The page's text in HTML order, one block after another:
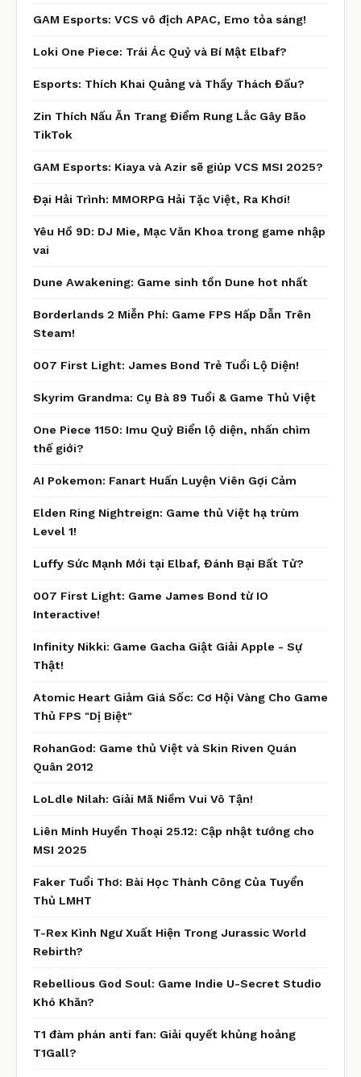
GAM Esports: VCS vô địch APAC, Emo tỏa sáng!
Loki One Piece: Trái Ác Quỷ và Bí Mật Elbaf?
Esports: Thích Khai Quảng và Thầy Thách Đấu?
Zin Thích Nấu Ăn Trang Điểm Rung Lắc Gây Bão
TikTok
GAM Esports: Kiaya và Azir sẽ giúp VCS MSI 2025?
Đại Hải Trình: MMORPG Hải Tặc Việt, Ra Khơi!
Yêu Hồ 9D: DJ Mie, Mạc Văn Khoa trong game nhập
vai
Dune Awakening: Game sinh tồn Dune hot nhất
Borderlands 2 Miễn Phí: Game FPS Hấp Dẫn Trên
Steam!
007 First Light: James Bond Trẻ Tuổi Lộ Diện!
Skyrim Grandma: Cụ Bà 89 Tuổi & Game Thủ Việt
One Piece 1150: Imu Quỷ Biển lộ diện, nhấn chìm
thế giới?
AI Pokemon: Fanart Huấn Luyện Viên Gợi Cảm
Elden Ring Nightreign: Game thủ Việt hạ trùm
Level 1!
Luffy Sức Mạnh Mới tại Elbaf, Đánh Bại Bất Tử?
007 First Light: Game James Bond từ IO
Interactive!
Infinity Nikki: Game Gacha Giật Giải Apple - Sự
Thật!
Atomic Heart Giảm Giá Sốc: Cơ Hội Vàng Cho Game
Thủ FPS "Dị Biệt"
RohanGod: Game thủ Việt và Skin Riven Quán
Quân 2012
LoLdle Nilah: Giải Mã Niềm Vui Vô Tận!
Liên Minh Huyền Thoại 25.12: Cập nhật tướng cho
MSI 2025
Faker Tuổi Thơ: Bài Học Thành Công Của Tuyển
Thủ LMHT
T-Rex Kình Ngư Xuất Hiện Trong Jurassic World
Rebirth?
Rebellious God Soul: Game Indie U-Secret Studio
Khó Khăn?
T1 đàm phán anti fan: Giải quyết khủng hoảng
T1Gall?